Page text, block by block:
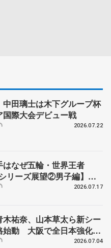
中田璃士は木下グループ杯
際大会デビュー戦
2026.07.22
はなぜ五輪・世界王者
リーズ展望②男子編】
ト#73を配信
2026.07.17
木祐奈、山本草太ら新シー
始動 大阪で全日本強化合
ビューの島田麻央らも
2026.07.04